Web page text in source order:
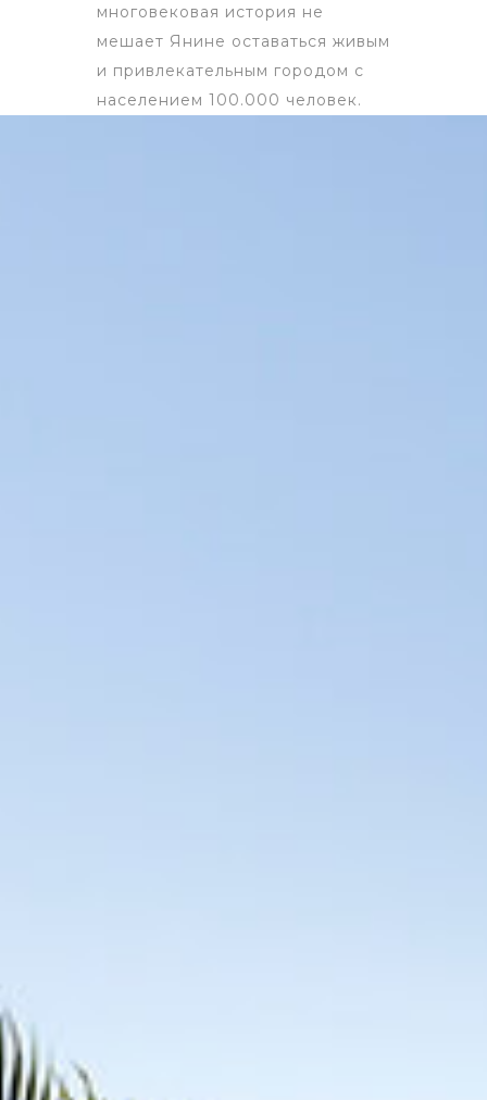
многовековая история не
мешает Янине оставаться живым
и привлекательным городом с
населением 100.000 человек.